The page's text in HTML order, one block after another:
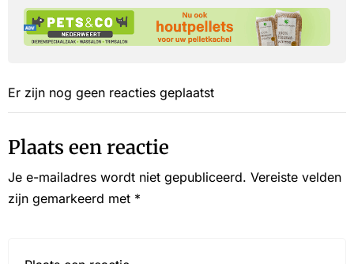
Er zijn nog geen reacties geplaatst
Plaats een reactie
Je e-mailadres wordt niet gepubliceerd. Vereiste velden
zijn gemarkeerd met *